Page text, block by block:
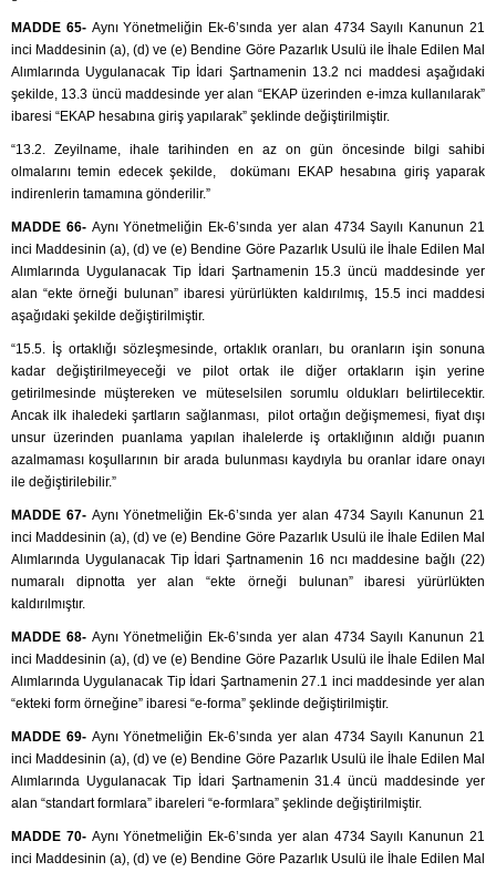
MADDE 65- Aynı Yönetmeliğin Ek-6’sında yer alan 4734 Sayılı Kanunun 21
inci Maddesinin (a), (d) ve (e) Bendine Göre Pazarlık Usulü ile İhale Edilen Mal
Alımlarında Uygulanacak Tip İdari Şartnamenin 13.2 nci maddesi aşağıdaki
şekilde, 13.3 üncü maddesinde yer alan “EKAP üzerinden e-imza kullanılarak”
ibaresi “EKAP hesabına giriş yapılarak” şeklinde değiştirilmiştir.
“13.2. Zeyilname, ihale tarihinden en az on gün öncesinde bilgi sahibi
olmalarını temin edecek şekilde, dokümanı EKAP hesabına giriş yaparak
indirenlerin tamamına gönderilir.”
MADDE 66- Aynı Yönetmeliğin Ek-6’sında yer alan 4734 Sayılı Kanunun 21
inci Maddesinin (a), (d) ve (e) Bendine Göre Pazarlık Usulü ile İhale Edilen Mal
Alımlarında Uygulanacak Tip İdari Şartnamenin 15.3 üncü maddesinde yer
alan “ekte örneği bulunan” ibaresi yürürlükten kaldırılmış, 15.5 inci maddesi
aşağıdaki şekilde değiştirilmiştir.
“15.5. İş ortaklığı sözleşmesinde, ortaklık oranları, bu oranların işin sonuna
kadar değiştirilmeyeceği ve pilot ortak ile diğer ortakların işin yerine
getirilmesinde müştereken ve müteselsilen sorumlu oldukları belirtilecektir.
Ancak ilk ihaledeki şartların sağlanması, pilot ortağın değişmemesi, fiyat dışı
unsur üzerinden puanlama yapılan ihalelerde iş ortaklığının aldığı puanın
azalmaması koşullarının bir arada bulunması kaydıyla bu oranlar idare onayı
ile değiştirilebilir.”
MADDE 67- Aynı Yönetmeliğin Ek-6’sında yer alan 4734 Sayılı Kanunun 21
inci Maddesinin (a), (d) ve (e) Bendine Göre Pazarlık Usulü ile İhale Edilen Mal
Alımlarında Uygulanacak Tip İdari Şartnamenin 16 ncı maddesine bağlı (22)
numaralı dipnotta yer alan “ekte örneği bulunan” ibaresi yürürlükten
kaldırılmıştır.
MADDE 68- Aynı Yönetmeliğin Ek-6’sında yer alan 4734 Sayılı Kanunun 21
inci Maddesinin (a), (d) ve (e) Bendine Göre Pazarlık Usulü ile İhale Edilen Mal
Alımlarında Uygulanacak Tip İdari Şartnamenin 27.1 inci maddesinde yer alan
“ekteki form örneğine” ibaresi “e-forma” şeklinde değiştirilmiştir.
MADDE 69- Aynı Yönetmeliğin Ek-6’sında yer alan 4734 Sayılı Kanunun 21
inci Maddesinin (a), (d) ve (e) Bendine Göre Pazarlık Usulü ile İhale Edilen Mal
Alımlarında Uygulanacak Tip İdari Şartnamenin 31.4 üncü maddesinde yer
alan “standart formlara” ibareleri “e-formlara” şeklinde değiştirilmiştir.
MADDE 70- Aynı Yönetmeliğin Ek-6’sında yer alan 4734 Sayılı Kanunun 21
inci Maddesinin (a), (d) ve (e) Bendine Göre Pazarlık Usulü ile İhale Edilen Mal